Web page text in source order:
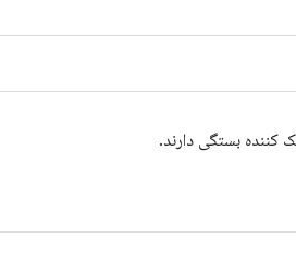
کننده بستگی دارند.